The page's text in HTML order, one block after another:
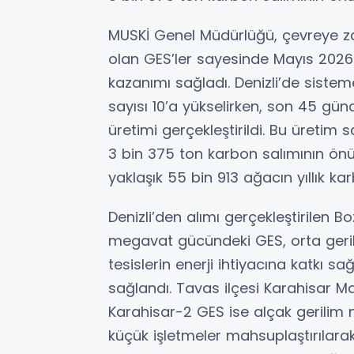
MUSKİ Genel Müdürlüğü, çevreye
olan GES’ler sayesinde Mayıs
kazanımı sağladı. Denizli’de
sayısı 10’a yükselirken, son 45
üretimi gerçekleştirildi. Bu üretim
3 bin 375 ton karbon salımının
yaklaşık 55 bin 913 ağacın yıllık
Denizli’den alımı gerçekleştirilen
megavat gücündeki GES, orta
tesislerin enerji ihtiyacına katkı
sağlandı. Tavas ilçesi Karahisar
Karahisar-2 GES ise alçak
küçük işletmeler